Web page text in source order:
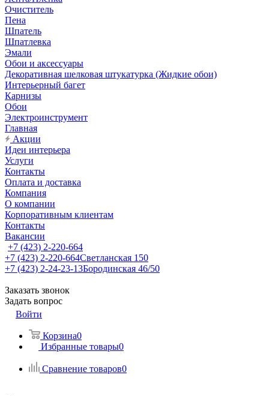
Очиститель
Пена
Шпатель
Шпатлевка
Эмали
Обои и аксессуары
Декоративная шелковая штукатурка (Жидкие обои)
Интерьерный багет
Карнизы
Обои
Электроинструмент
Главная
Акции
Идеи интерьера
Услуги
Контакты
Оплата и доставка
Компания
О компании
Корпоративным клиентам
Контакты
Вакансии
+7 (423) 2-220-664
+7 (423) 2-220-664Светланская 150
+7 (423) 2-24-23-13Бородинская 46/50
Заказать звонок
Задать вопрос
Войти
Корзина0
Избранные товары0
Сравнение товаров0